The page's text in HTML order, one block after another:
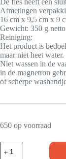
De fles heeft een
Afmetingen
16 cm x 9,5 cm x 9
Gewicht: 350 g
Reiniging:
Het product is
maar niet heet water.
Niet wassen in de
in de magnetron
of scherpe
650 op voorraad